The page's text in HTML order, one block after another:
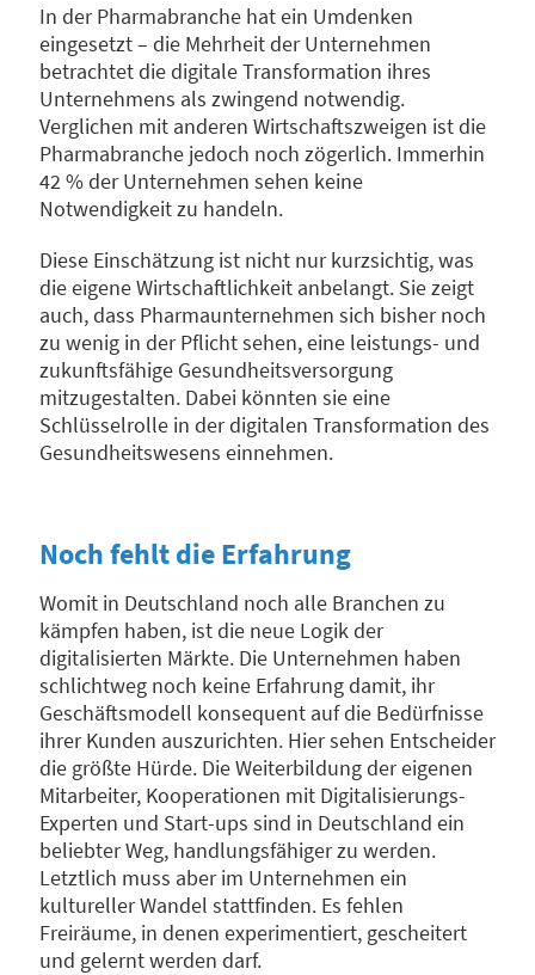
In der Pharmabranche hat ein Umdenken
eingesetzt – die Mehrheit der Unternehmen
betrachtet die digitale Transformation ihres
Unternehmens als zwingend notwendig.
Verglichen mit anderen Wirtschaftszweigen ist die
Pharmabranche jedoch noch zögerlich­­­­. Immerhin
42 % der Unternehmen sehen keine
Notwendigkeit zu handeln.
Diese Einschätzung ist nicht nur kurzsichtig, was
die eigene Wirtschaftlichkeit anbelangt. Sie zeigt
auch, dass Pharmaunternehmen sich bisher noch
zu wenig in der Pflicht sehen, eine leistungs- und
zukunftsfähige Gesundheitsversorgung
mitzugestalten. Dabei könnten sie eine
Schlüsselrolle in der digitalen Transformation des
Gesundheitswesens einnehmen.
Noch fehlt die Erfahrung
Womit in Deutschland noch alle Branchen zu
kämpfen haben, ist die neue Logik der
digitalisierten Märkte. Die Unternehmen haben
schlichtweg noch keine Erfahrung damit, ihr
Geschäftsmodell konsequent auf die Bedürfnisse
ihrer Kunden auszurichten. Hier sehen Entscheider
die größte Hürde. Die Weiterbildung der eigenen
Mitarbeiter, Kooperationen mit Digitalisierungs-
Experten und Start-ups sind in Deutschland ein
beliebter Weg, handlungsfähiger zu werden.
Letztlich muss aber im Unternehmen ein
kultureller Wandel stattfinden. Es fehlen
Freiräume, in denen experimentiert, gescheitert
und gelernt werden darf.